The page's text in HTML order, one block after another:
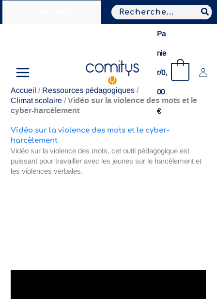
contenu
Search
for:
Pa
nie
r/0,
00
€
Accueil / Ressources pédagogiques /
Climat scolaire /Vidéo sur la violence des mots et le
cyber-harcèlement
Vidéo sur la violence des mots et le cyber-
harcèlement
Vidéo sur la violence des mots, cet outil pédagogique est
puissant pour travailler avec les jeunes sur le harcèlement et
les violences verbales.